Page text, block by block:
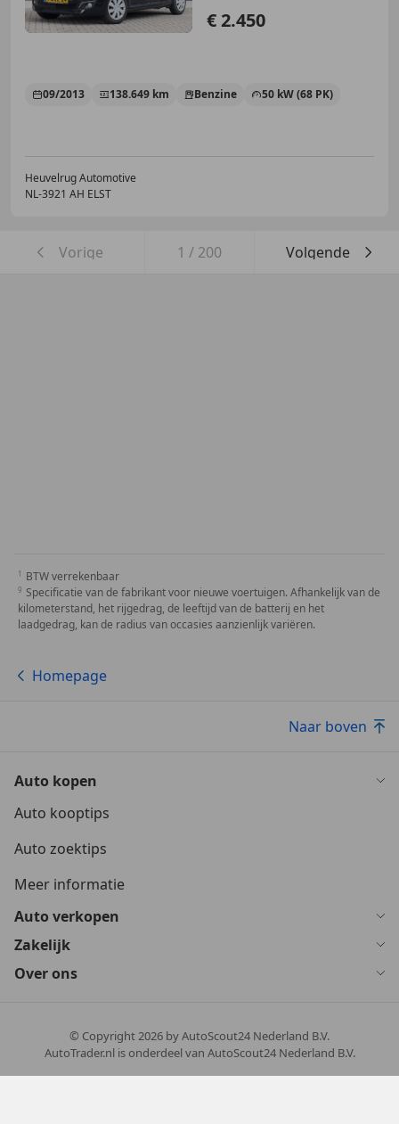
€ 2.450
09/2013 138.649 km Benzine 50 kW (68 PK)
Heuvelrug Automotive
NL-3921 AH ELST
Vorige 1 / 200 Volgende
BTW verrekenbaar
Specificatie van de fabrikant voor nieuwe voertuigen. Afhankelijk van de
kilometerstand, het rijgedrag, de leeftijd van de batterij en het
laadgedrag, kan de radius van occasies aanzienlijk variëren.
Homepage
Naar boven
Auto kopen
Auto kooptips
Auto zoektips
Meer informatie
Auto verkopen
Zakelijk
Over ons
© Copyright2026 by AutoScout24 Nederland B.V.
AutoTrader.nl is onderdeel van AutoScout24 Nederland B.V.